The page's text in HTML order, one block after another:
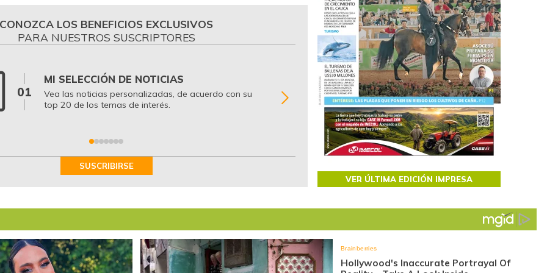
CONOZCA LOS BENEFICIOS EXCLUSIVOS
PARA NUESTROS SUSCRIPTORES
01
MI SELECCIÓN DE NOTICIAS
Vea las noticias personalizadas, de acuerdo con su
top 20 de los temas de interés.
02
BITÁCORA EMPRESARIAL 10.000 LR
Recopilación clasificada por sectores
regiones del comportamiento general y
de las 10.000 primeras empresas en ventas
Colombia.
SUSCRIBIRSE
VER ÚLTIMA EDICIÓN IMPRESA